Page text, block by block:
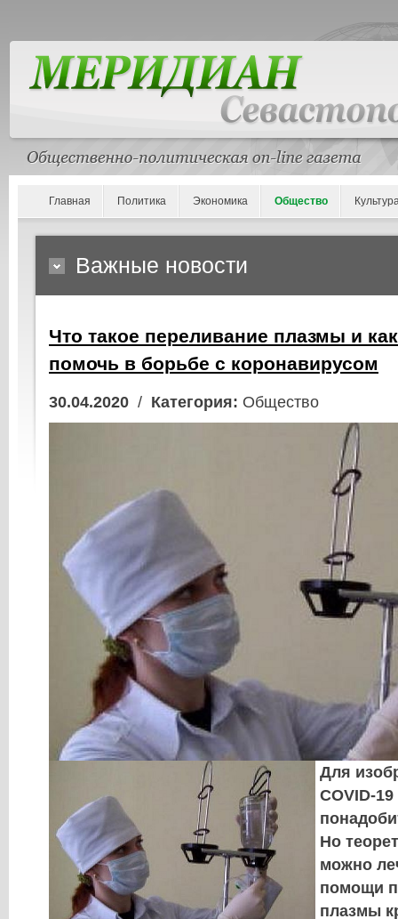
Главная Политика Экономика Общество
Важные новости
Что такое переливание плазмы и
помочь в борьбе с коронавирусом
30.04.2020 / Категория: Общество
Для
COVID-19
Но
можно
помощи
плазмы